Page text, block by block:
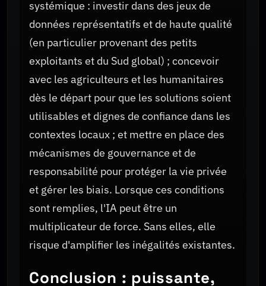
systémique : investir dans des jeux de
données représentatifs et de haute qualité
(en particulier provenant des petits
exploitants et du Sud global) ; concevoir
avec les agriculteurs et les humanitaires
dès le départ pour que les solutions soient
utilisables et dignes de confiance dans les
contextes locaux ; et mettre en place des
mécanismes de gouvernance et de
responsabilité pour protéger la vie privée
et gérer les biais. Lorsque ces conditions
sont remplies, l'IA peut être un
multiplicateur de force. Sans elles, elle
risque d'amplifier les inégalités existantes.
Conclusion : puissante,